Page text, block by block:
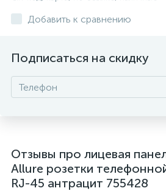
Добавить к сравнению
Подписаться на скидку
Отзывы про лицевая
Allure розетки
RJ-45 антрацит 755428